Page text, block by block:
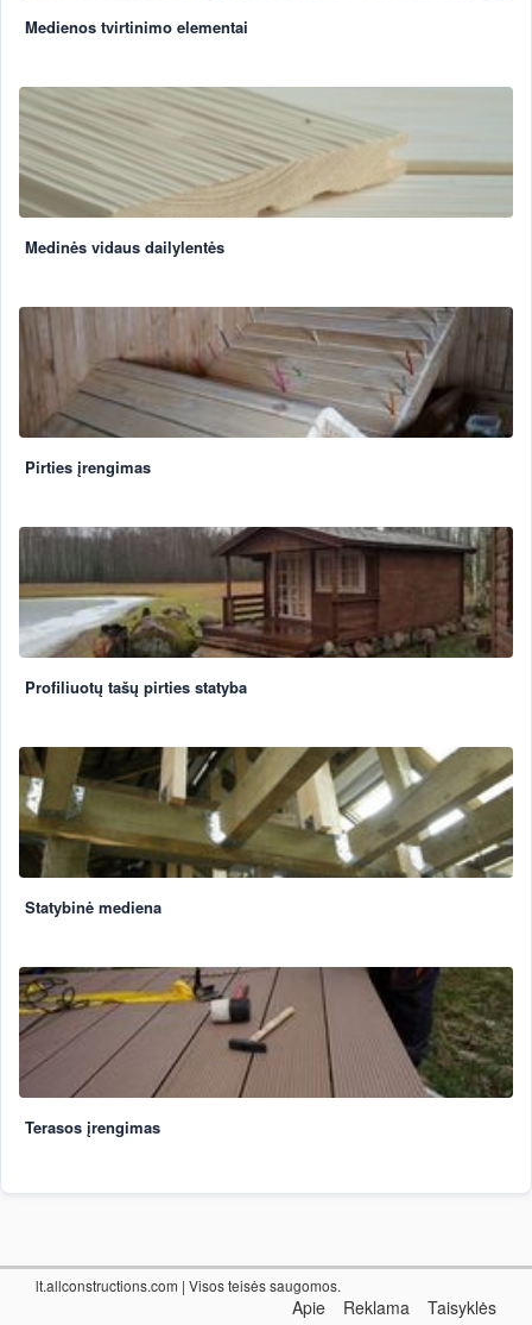
Medienos tvirtinimo elementai
Medinės vidaus dailylentės
Pirties įrengimas
Profiliuotų tašų pirties statyba
Statybinė mediena
Terasos įrengimas
lt.allconstructions.com | Visos teisės saugomos.
Apie Reklama Taisyklės